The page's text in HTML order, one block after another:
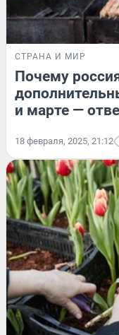
СТРАНА И МИР
Почему
и марте —
18 февраля, 2025, 21:12